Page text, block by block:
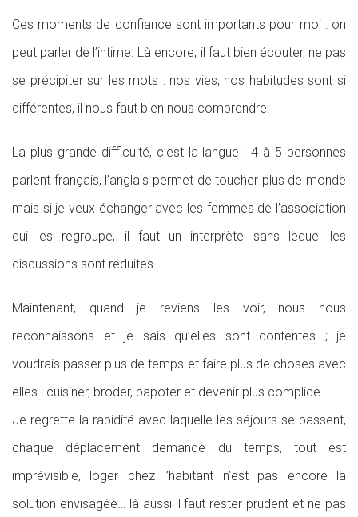
Ces moments de confiance sont importants pour moi : on
peut parler de l’intime. Là encore, il faut bien écouter, ne pas
se précipiter sur les mots : nos vies, nos habitudes sont si
différentes, il nous faut bien nous comprendre.
La plus grande difficulté, c’est la langue : 4 à 5 personnes
parlent français, l’anglais permet de toucher plus de monde
mais si je veux échanger avec les femmes de l’association
qui les regroupe, il faut un interprète sans lequel les
discussions sont réduites.
Maintenant, quand je reviens les voir, nous nous
reconnaissons et je sais qu’elles sont contentes ; je
voudrais passer plus de temps et faire plus de choses avec
elles : cuisiner, broder, papoter et devenir plus complice.
Je regrette la rapidité avec laquelle les séjours se passent,
chaque déplacement demande du temps, tout est
imprévisible, loger chez l’habitant n’est pas encore la
solution envisagée… là aussi il faut rester prudent et ne pas